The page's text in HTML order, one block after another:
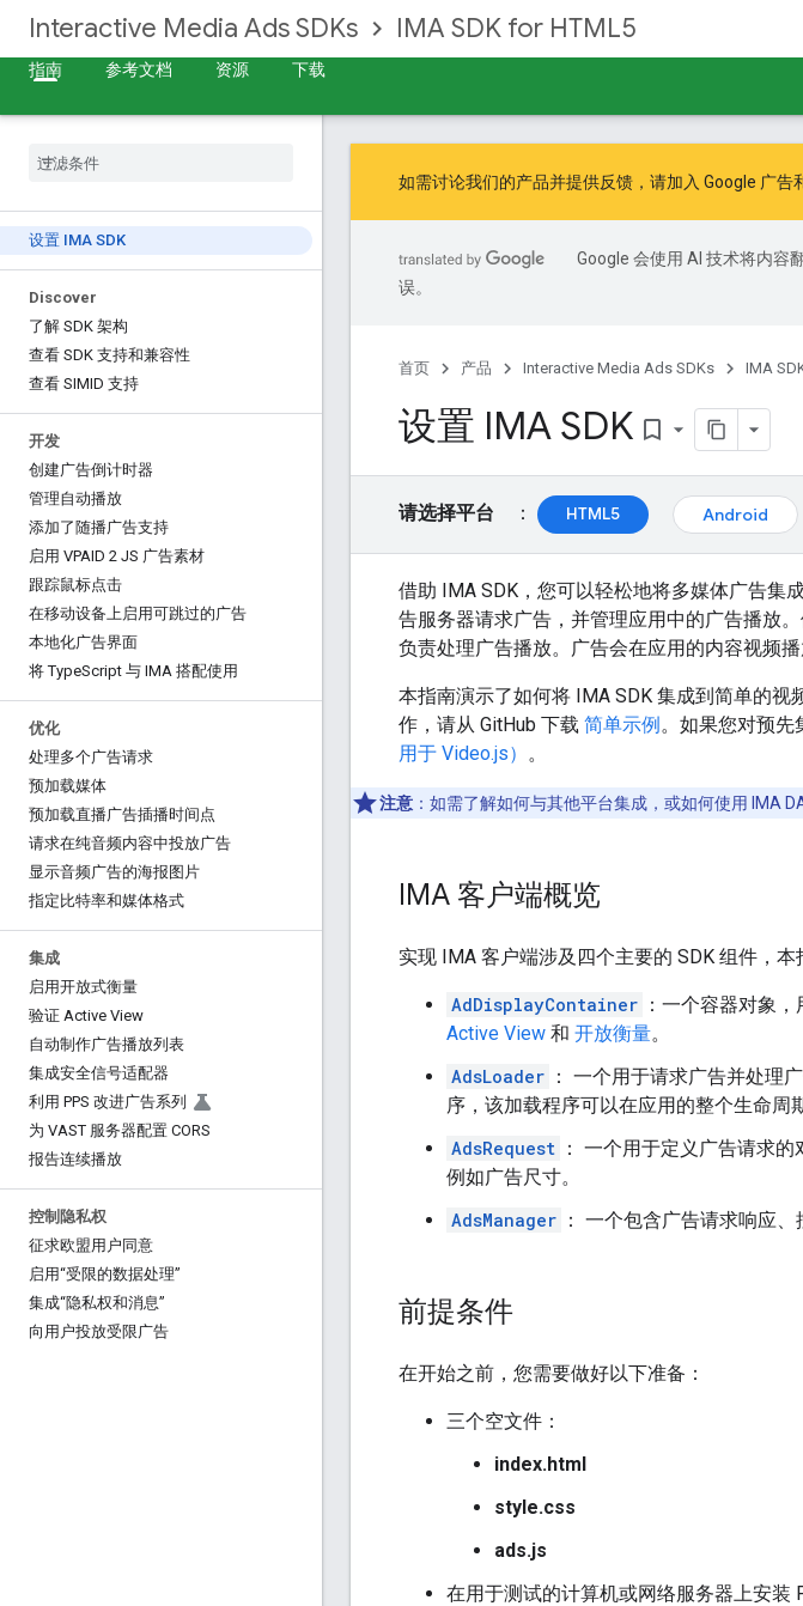
Interactive Media Ads SDKs IMA SDK for HTML5
指南
参考文档 资源 下载
设置 IMA SDK
Discover
了解 SDK 架构
查看 SDK 支持和兼容性
查看 SIMID 支持
开发
创建广告倒计时器
管理自动播放
添加了随播广告支持
启用 VPAID 2 JS 广告素材
跟踪鼠标点击
在移动设备上启用可跳过的广告
本地化广告界面
将 TypeScript 与 IMA 搭配使用
优化
处理多个广告请求
预加载媒体
预加载直播广告插播时间点
请求在纯音频内容中投放广告
显示音频广告的海报图片
指定比特率和媒体格式
集成
启用开放式衡量
验证 Active View
自动制作广告播放列表
集成安全信号适配器
利用 PPS 改进广告系列
为 VAST 服务器配置 CORS
报告连续播放
控制隐私权
征求欧盟用户同意
启用“受限的数据处理”
集成“隐私权和消息”
向用户投放受限广告
如需讨论我们的产品并提供反馈，请加入 Google 广告
Google 会使用 AI 技术将内容
误。
首页 产品 Interactive Media Ads SDKs IMA
设置 IMA SDK bookmark_border
请选择平台 ： HTML5 Android
借助 IMA SDK，您可以轻松地将多媒体广告集
告服务器请求广告，并管理应用中的广告播放
负责处理广告播放。广告会在应用的内容视频
本指南演示了如何将 IMA SDK 集成到简单的
作，请从 GitHub 下载 简单示例。如果您对预先
用于 Video.js） 。
注意 ：如需了解如何与其他平台集成，或如何使用 IMA
IMA 客户端概览
实现 IMA 客户端涉及四个主要的 SDK 组件，本
AdDisplayContainer ：一个容器对象
Active View 和 开放衡量。
AdsLoader ： 一个用于请求广告并处理
序，该加载程序可以在应用的整个生命周
AdsRequest ： 一个用于定义广告请求
例如广告尺寸。
AdsManager ： 一个包含广告请求响应
前提条件
在开始之前，您需要做好以下准备：
三个空文件：
index.html
style.css
ads.js
在用于测试的计算机或网络服务器上安装